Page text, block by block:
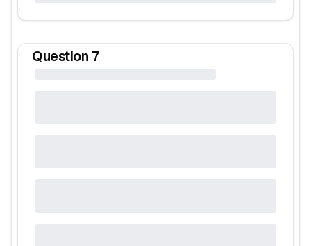
Question 7